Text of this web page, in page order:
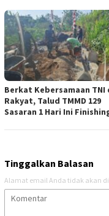
Berkat Kebersamaan TNI
Rakyat, Talud TMMD 129
Sasaran 1 Hari Ini
Tinggalkan Balasan
Alamat email Anda tidak akan